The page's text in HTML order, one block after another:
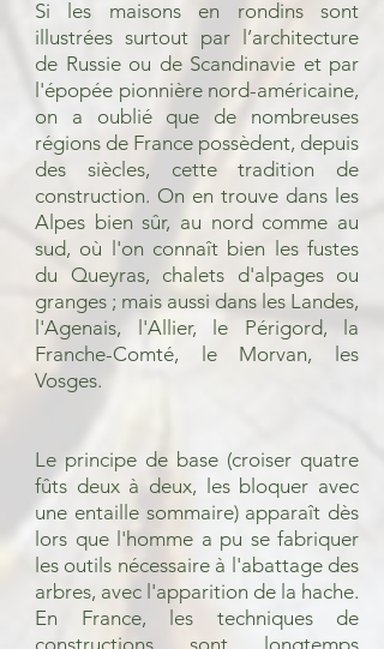
Si les maisons en rondins sont
illustrées surtout par l’architecture
de Russie ou de Scandinavie et par
l'épopée pionnière nord-américaine,
on a oublié que de nombreuses
régions de France possèdent, depuis
des siècles, cette tradition de
construction. On en trouve dans les
Alpes bien sûr, au nord comme au
sud, où l'on connaît bien les fustes
du Queyras, chalets d'alpages ou
granges ; mais aussi dans les Landes,
l'Agenais, l'Allier, le Périgord, la
Franche-Comté, le Morvan, les
Vosges.
Le principe de base (croiser quatre
fûts deux à deux, les bloquer avec
une entaille sommaire) apparaît dès
lors que l'homme a pu se fabriquer
les outils nécessaire à l'abattage des
arbres, avec l'apparition de la hache.
En France, les techniques de
constructions sont longtemps